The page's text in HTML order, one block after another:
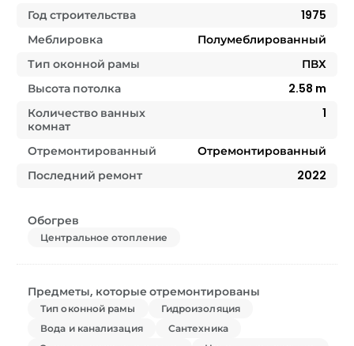
Год строительства
1975
Меблировка
Полумеблированный
Тип оконной рамы
ПВХ
Высота потолка
2.58 m
Количество ванных
комнат
1
Отремонтированный
Отремонтированный
Последний ремонт
2022
Обогрев
Центральное отопление
Предметы, которые отремонтированы
Тип оконной рамы
Гидроизоляция
Вода и канализация
Сантехника